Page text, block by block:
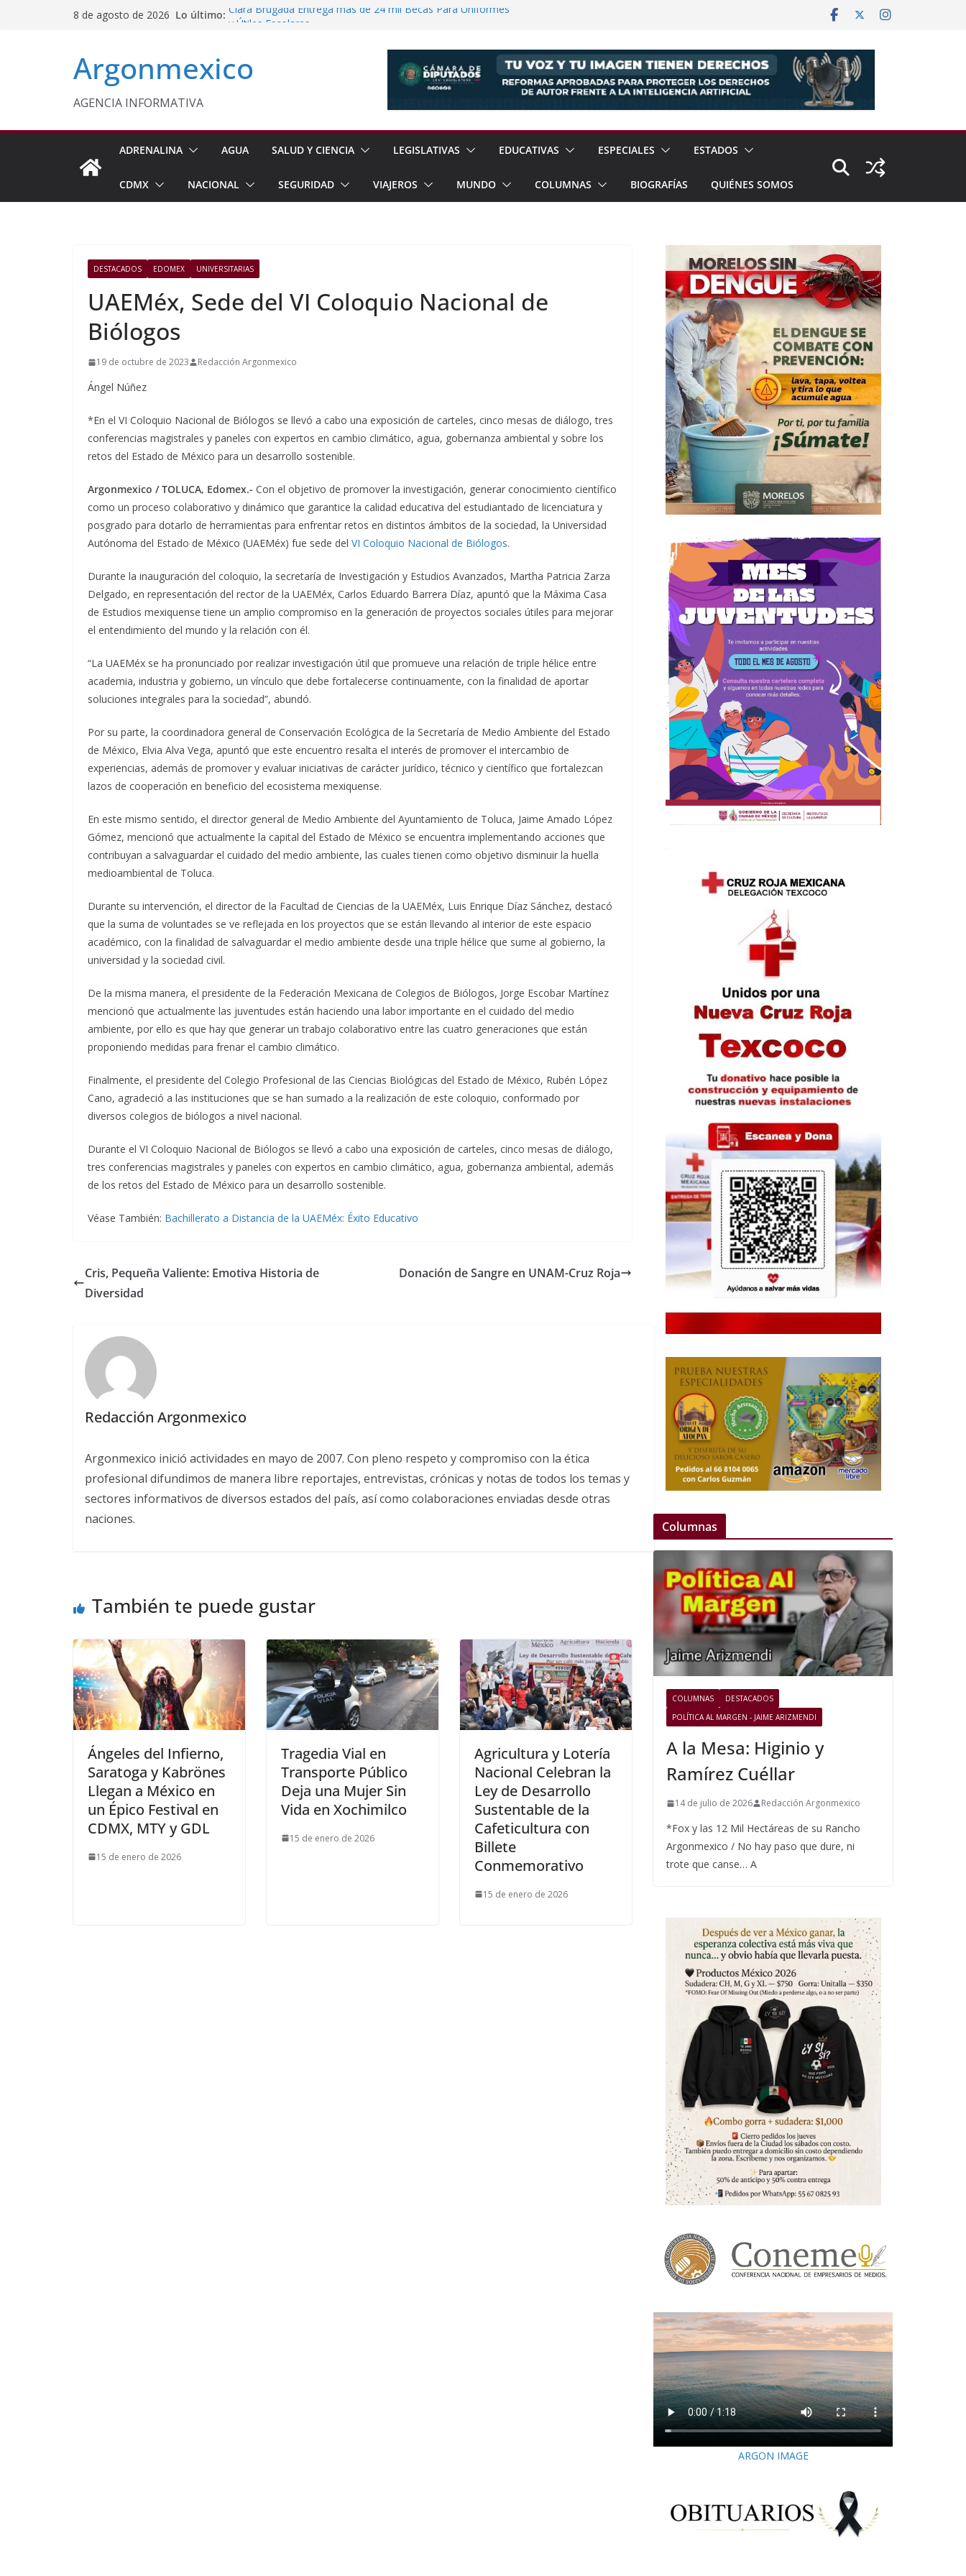
8 de agosto de 2026 Lo último: Clara Brugada Entrega más de 24 mil Becas Para Uniformes
Chimalhuacán
Sheinbaum Entrega Pensión Mujeres Bienestar a
y Perú
Argonmexico
AGENCIA INFORMATIVA
ADRENALINA AGUA SALUD Y CIENCIA LEGISLATIVAS EDUCATIVAS ESPECIALES ESTADOS
CDMX NACIONAL SEGURIDAD VIAJEROS MUNDO COLUMNAS BIOGRAFÍAS QUIÉNES SOMOS
DESTACADOS EDOMEX UNIVERSITARIAS
UAEMéx, Sede del VI Coloquio Nacional de
Biólogos
19 de octubre de 2023 Redacción Argonmexico
Ángel Núñez
*En el VI Coloquio Nacional de Biólogos se llevó a cabo una exposición de carteles, cinco mesas de diálogo, tres
conferencias magistrales y paneles con expertos en cambio climático, agua, gobernanza ambiental y sobre los
retos del Estado de México para un desarrollo sostenible.
Argonmexico / TOLUCA, Edomex.- Con el objetivo de promover la investigación, generar conocimiento científico
como un proceso colaborativo y dinámico que garantice la calidad educativa del estudiantado de licenciatura y
posgrado para dotarlo de herramientas para enfrentar retos en distintos ámbitos de la sociedad, la Universidad
Autónoma del Estado de México (UAEMéx) fue sede del VI Coloquio Nacional de Biólogos.
Durante la inauguración del coloquio, la secretaría de Investigación y Estudios Avanzados, Martha Patricia Zarza
Delgado, en representación del rector de la UAEMéx, Carlos Eduardo Barrera Díaz, apuntó que la Máxima Casa
de Estudios mexiquense tiene un amplio compromiso en la generación de proyectos sociales útiles para mejorar
el entendimiento del mundo y la relación con él.
“La UAEMéx se ha pronunciado por realizar investigación útil que promueve una relación de triple hélice entre
academia, industria y gobierno, un vínculo que debe fortalecerse continuamente, con la finalidad de aportar
soluciones integrales para la sociedad”, abundó.
Por su parte, la coordinadora general de Conservación Ecológica de la Secretaría de Medio Ambiente del Estado
de México, Elvia Alva Vega, apuntó que este encuentro resalta el interés de promover el intercambio de
experiencias, además de promover y evaluar iniciativas de carácter jurídico, técnico y científico que fortalezcan
lazos de cooperación en beneficio del ecosistema mexiquense.
En este mismo sentido, el director general de Medio Ambiente del Ayuntamiento de Toluca, Jaime Amado López
Gómez, mencionó que actualmente la capital del Estado de México se encuentra implementando acciones que
contribuyan a salvaguardar el cuidado del medio ambiente, las cuales tienen como objetivo disminuir la huella
medioambiental de Toluca.
Durante su intervención, el director de la Facultad de Ciencias de la UAEMéx, Luis Enrique Díaz Sánchez, destacó
que la suma de voluntades se ve reflejada en los proyectos que se están llevando al interior de este espacio
académico, con la finalidad de salvaguardar el medio ambiente desde una triple hélice que sume al gobierno, la
universidad y la sociedad civil.
De la misma manera, el presidente de la Federación Mexicana de Colegios de Biólogos, Jorge Escobar Martínez
mencionó que actualmente las juventudes están haciendo una labor importante en el cuidado del medio
ambiente, por ello es que hay que generar un trabajo colaborativo entre las cuatro generaciones que están
proponiendo medidas para frenar el cambio climático.
Finalmente, el presidente del Colegio Profesional de las Ciencias Biológicas del Estado de México, Rubén López
Cano, agradeció a las instituciones que se han sumado a la realización de este coloquio, conformado por
diversos colegios de biólogos a nivel nacional.
Durante el VI Coloquio Nacional de Biólogos se llevó a cabo una exposición de carteles, cinco mesas de diálogo,
tres conferencias magistrales y paneles con expertos en cambio climático, agua, gobernanza ambiental, además
de los retos del Estado de México para un desarrollo sostenible.
Véase También: Bachillerato a Distancia de la UAEMéx: Éxito Educativo
Cris, Pequeña Valiente: Emotiva Historia de
Diversidad
Donación de Sangre en UNAM-Cruz Roja
Redacción Argonmexico
Argonmexico inició actividades en mayo de 2007. Con pleno respeto y compromiso con la ética
profesional difundimos de manera libre reportajes, entrevistas, crónicas y notas de todos los temas y
sectores informativos de diversos estados del país, así como colaboraciones enviadas desde otras
naciones.
También te puede gustar
Ángeles del Infierno,
Saratoga y Kabrönes
Llegan a México en
un Épico Festival en
CDMX, MTY y GDL
15 de enero de 2026
Tragedia Vial en
Transporte Público
Deja una Mujer Sin
Vida en Xochimilco
15 de enero de 2026
Agricultura y Lotería
Nacional Celebran la
Ley de Desarrollo
Sustentable de la
Cafeticultura con
Billete
Conmemorativo
15 de enero de 2026
Columnas
COLUMNAS
DESTACADOS
POLÍTICA AL MARGEN - JAIME ARIZMENDI
A la Mesa: Higinio y
Ramírez Cuéllar
14 de julio de 2026 Redacción Argonmexico
*Fox y las 12 Mil Hectáreas de su Rancho
Argonmexico / No hay paso que dure, ni
trote que canse… A
ARGON IMAGE